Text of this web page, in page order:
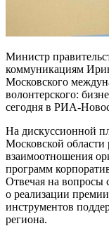
Министр
коммуникациям
Московского
волонтерского:
сегодня в РИА-
На дискуссионной
Московской области
взаимоотношения
программ
Отвечая на вопросы
о реализации
инструментов
региона.